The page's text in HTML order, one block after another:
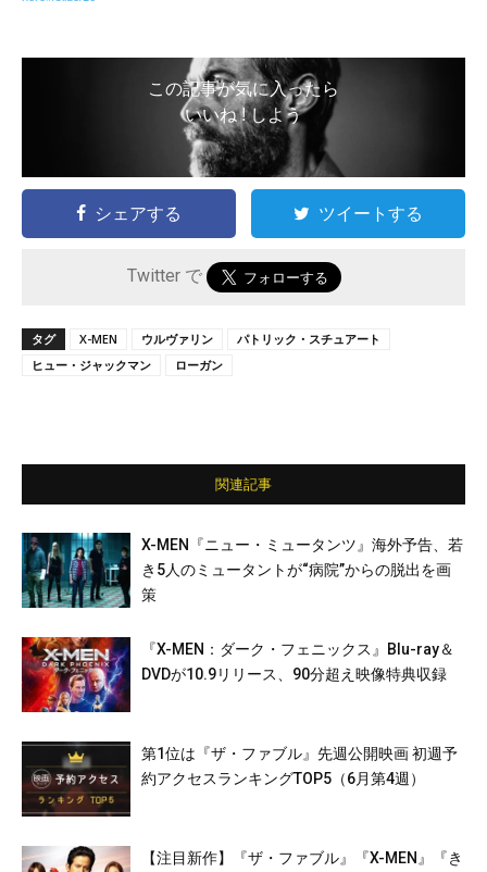
この記事が気に入ったら
いいね ! しよう
シェアする ツイートする
Twitter で
タグ X-MEN ウルヴァリン
パトリック・スチュアート
ヒュー・ジャックマン
ローガン
関連記事
X-MEN『ニュー・ミュータンツ』海外予告、若
き5人のミュータントが“病院”からの脱出を画
策
『X-MEN：ダーク・フェニックス』Blu-ray＆
DVDが10.9リリース、90分超え映像特典収録
第1位は『ザ・ファブル』先週公開映画 初週予
約アクセスランキングTOP5（6月第4週）
【注目新作】『ザ・ファブル』『X-MEN』『き